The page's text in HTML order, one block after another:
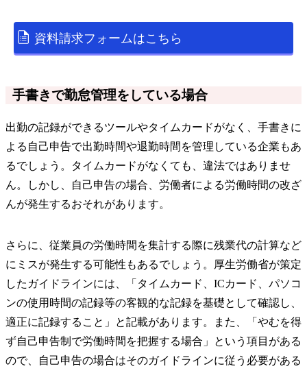
資料請求フォームはこちら
手書きで勤怠管理をしている場合
出勤の記録ができるツールやタイムカードがなく、手書きに
よる自己申告で出勤時間や退勤時間を管理している企業もあ
るでしょう。タイムカードがなくても、違法ではありませ
ん。しかし、自己申告の場合、労働者による労働時間の改ざ
んが発生するおそれがあります。
さらに、従業員の労働時間を集計する際に残業代の計算など
にミスが発生する可能性もあるでしょう。厚生労働省が策定
したガイドラインには、「タイムカード、ICカード、パソコ
ンの使用時間の記録等の客観的な記録を基礎として確認し、
適正に記録すること」と記載があります。また、「やむを得
ず自己申告制で労働時間を把握する場合」という項目がある
ので、自己申告の場合はそのガイドラインに従う必要がある